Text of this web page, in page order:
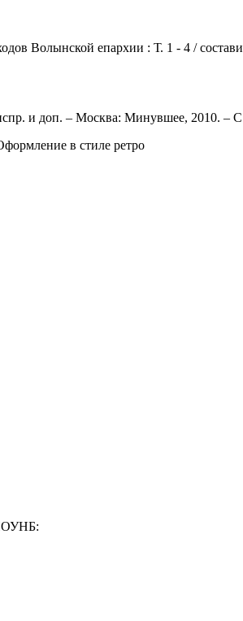
Волынской епархии : Т. 1 - 4 /
и доп. – Москва: Минувшее, 2010. –